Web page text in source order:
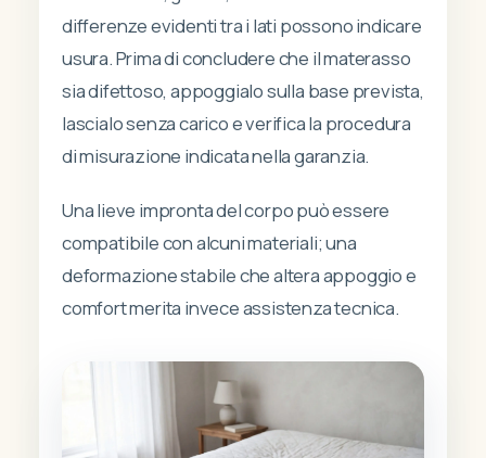
differenze evidenti tra i lati possono indicare
usura. Prima di concludere che il materasso
sia difettoso, appoggialo sulla base prevista,
lascialo senza carico e verifica la procedura
di misurazione indicata nella garanzia.
Una lieve impronta del corpo può essere
compatibile con alcuni materiali; una
deformazione stabile che altera appoggio e
comfort merita invece assistenza tecnica.